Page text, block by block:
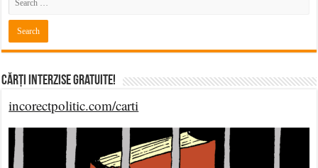
Cărți Interzise Gratuite!
incorectpolitic.com/carti